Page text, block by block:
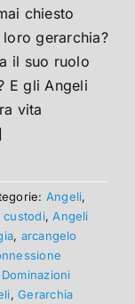
chiesto
gerarchia?
il suo ruolo
E gli Angeli
vita
Angeli,
custodi,Angeli
, arcangelo
Dominazioni
,Gerarchia